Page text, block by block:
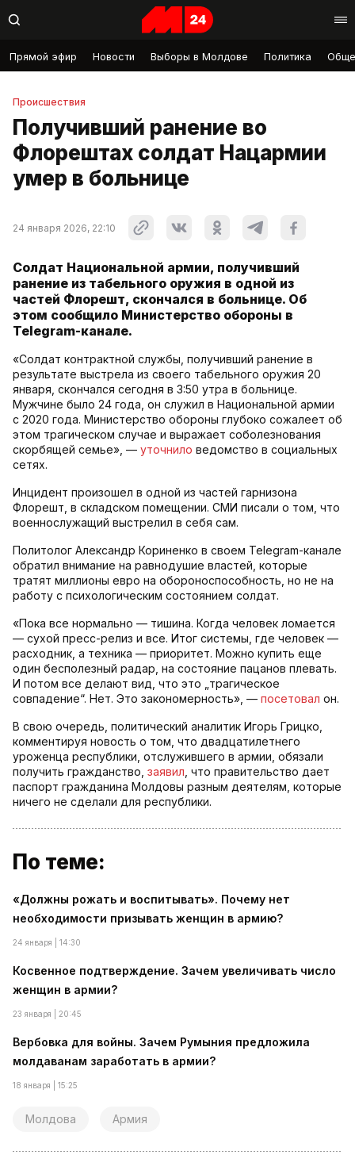
Прямой эфир Новости Выборы в Молдове Политика
Происшествия
Получивший ранение во
Флорештах солдат Нацармии
умер в больнице
24 января 2026, 22:10
Солдат Национальной армии, получивший
ранение из табельного оружия в одной из
частей Флорешт, скончался в больнице. Об
этом сообщило Министерство обороны в
Telegram-канале.
«Солдат контрактной службы, получивший ранение в
результате выстрела из своего табельного оружия 20
января, скончался сегодня в 3:50 утра в больнице.
Мужчине было 24 года, он служил в Национальной армии
с 2020 года. Министерство обороны глубоко сожалеет об
этом трагическом случае и выражает соболезнования
скорбящей семье», — уточнило ведомство в социальных
сетях.
Инцидент произошел в одной из частей гарнизона
Флорешт, в складском помещении. СМИ писали о том, что
военнослужащий выстрелил в себя сам.
Политолог Александр Кориненко в своем Telegram-канале
обратил внимание на равнодушие властей, которые
тратят миллионы евро на обороноспособность, но не на
работу с психологическим состоянием солдат.
«Пока все нормально — тишина. Когда человек ломается
— сухой пресс-релиз и все. Итог системы, где человек —
расходник, а техника — приоритет. Можно купить еще
один бесполезный радар, на состояние пацанов плевать.
И потом все делают вид, что это „трагическое
совпадение“. Нет. Это закономерность», — посетовал он.
В свою очередь, политический аналитик Игорь Грицко,
комментируя новость о том, что двадцатилетнего
уроженца республики, отслужившего в армии, обязали
получить гражданство, заявил , что правительство дает
паспорт гражданина Молдовы разным деятелям, которые
ничего не сделали для республики.
По теме:
«Должны рожать и воспитывать». Почему нет
необходимости призывать женщин в армию?
24 января | 14:30
Косвенное подтверждение. Зачем увеличивать число
женщин в армии?
23 января | 20:45
Вербовка для войны. Зачем Румыния предложила
молдаванам заработать в армии?
18 января | 15:25
Молдова Армия